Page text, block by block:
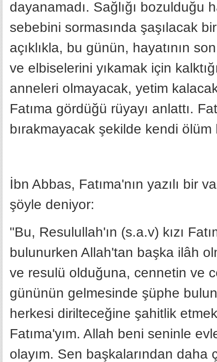
dayanamadı. Sağlığı bozulduğu
sebebini sormasında şaşılacak
açıklıkla, bu günün, hayatının
ve elbiselerini yıkamak için
anneleri olmayacak, yetim
Fatıma gördüğü rüyayı anlattı.
bırakmayacak şekilde kendi
İbn Abbas, Fatıma'nın yazılı bir
şöyle deniyor:
"Bu, Resulullah'ın (s.a.v) kızı
bulunurken Allah'tan başka ilâh
ve resulü olduğuna, cennetin ve
gününün gelmesinde şüphe
herkesi dirilteceğine şahitlik
Fatıma'yım. Allah beni seninle
olayım. Sen başkalarından daha